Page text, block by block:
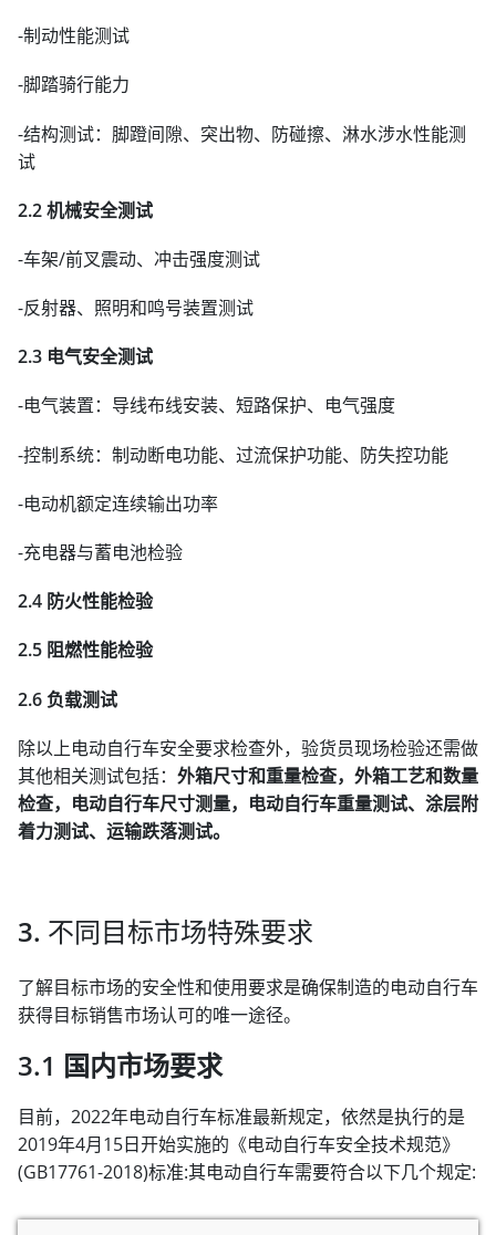
-制动性能测试
-脚踏骑行能力
-结构测试：脚蹬间隙、突出物、防碰擦、淋水涉水性能测
试
2.2 机械安全测试
-车架/前叉震动、冲击强度测试
-反射器、照明和鸣号装置测试
2.3 电气安全测试
-电气装置：导线布线安装、短路保护、电气强度
-控制系统：制动断电功能、过流保护功能、防失控功能
-电动机额定连续输出功率
-充电器与蓄电池检验
2.4 防火性能检验
2.5 阻燃性能检验
2.6 负载测试
除以上电动自行车安全要求检查外，验货员现场检验还需做
其他相关测试包括： 外箱尺寸和重量检查，外箱工艺和数量
检查，电动自行车尺寸测量，电动自行车重量测试、涂层附
着力测试、运输跌落测试。
3. 不同目标市场特殊要求
了解目标市场的安全性和使用要求是确保制造的电动自行车
获得目标销售市场认可的唯一途径。
3.1 国内市场要求
目前，2022年电动自行车标准最新规定，依然是执行的是
2019年4月15日开始实施的《电动自行车安全技术规范》
(GB17761-2018)标准:其电动自行车需要符合以下几个规定: